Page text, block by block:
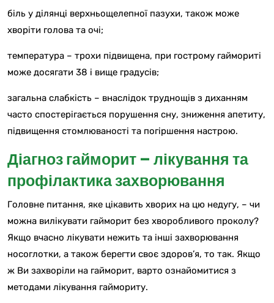
біль у ділянці верхньощелепної пазухи, також може
хворіти голова та очі;
температура – трохи підвищена, при гострому гаймориті
може досягати 38 і вище градусів;
загальна слабкість – внаслідок труднощів з диханням
часто спостерігається порушення сну, зниження апетиту,
підвищення стомлюваності та погіршення настрою.
Діагноз гайморит – лікування та
профілактика захворювання
Головне питання, яке цікавить хворих на цю недугу, – чи
можна вилікувати гайморит без хворобливого проколу?
Якщо вчасно лікувати нежить та інші захворювання
носоглотки, а також берегти своє здоров’я, то так. Якщо
ж Ви захворіли на гайморит, варто ознайомитися з
методами лікування гаймориту.